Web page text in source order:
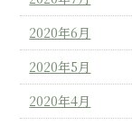
2020年6月
2020年5月
2020年4月